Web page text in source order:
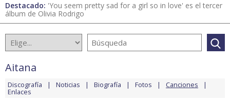
Destacado: 'You seem pretty sad for a girl so in love' es el tercer
álbum de Olivia Rodrigo
Aitana
Discografía Noticias Biografía Fotos Canciones
Enlaces